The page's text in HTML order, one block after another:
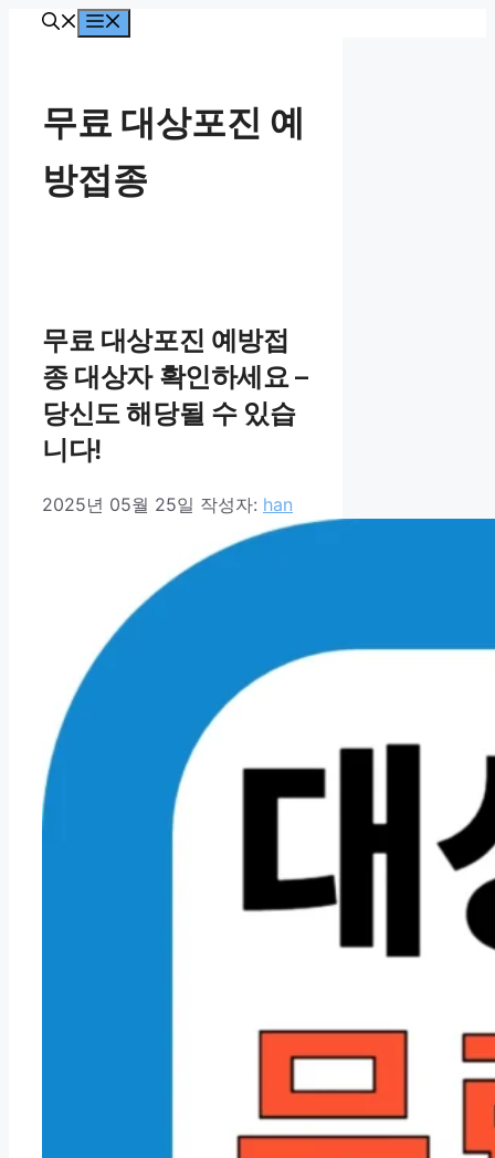
무료 대상포진 예
방접종
무료 대상포진 예방접
종 대상자 확인하세요 –
당신도 해당될 수 있습
니다!
2025년 05월 25일 작성자: han